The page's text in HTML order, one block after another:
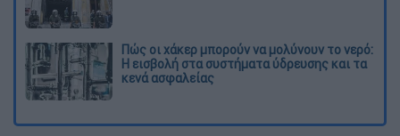
Πώς οι χάκερ μπορούν να μολύνουν το νερό:
Η εισβολή στα συστήματα ύδρευσης και τα
κενά ασφαλείας